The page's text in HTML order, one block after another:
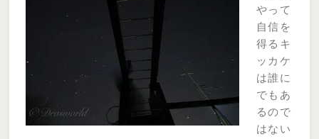
やって
自信を
得るキ
ッカケ
は誰に
でもあ
るので
はない